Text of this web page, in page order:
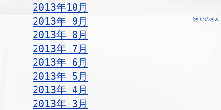
2013年10月
2013年 9月
2013年 8月
2013年 7月
2013年 6月
2013年 5月
2013年 4月
2013年 3月
by いのさん